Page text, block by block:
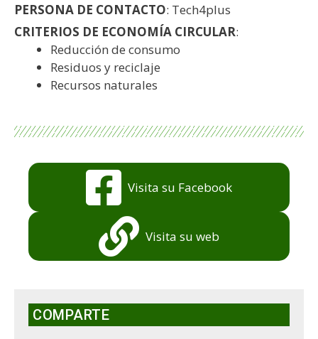
PERSONA DE CONTACTO: Tech4plus
CRITERIOS DE ECONOMÍA CIRCULAR:
Reducción de consumo
Residuos y reciclaje
Recursos naturales
Visita su Facebook
Visita su web
COMPARTE